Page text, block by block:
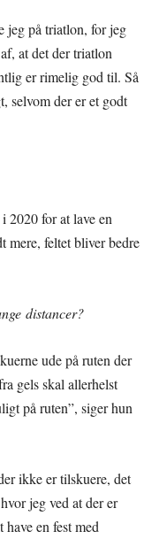
jeg på triatlon, for jeg
at det der triatlon
er rimelig god til. Så
selvom der er et godt
2020 for at lave en
mere, feltet bliver bedre
distancer?
ude på ruten der
gels skal allerhelst
på ruten”, siger hun
ikke er tilskuere, det
jeg ved at der er
en fest med